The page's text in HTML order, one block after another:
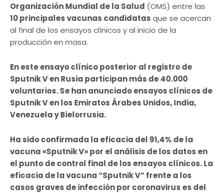
Organización Mundial de la Salud (OMS) entre las
10 principales vacunas candidatas que se acercan
al final de los ensayos clínicos y al inicio de la
producción en masa.
En este ensayo clínico posterior al registro de
Sputnik V en Rusia participan más de 40.000
voluntarios. Se han anunciado ensayos clínicos de
Sputnik V en los Emiratos Árabes Unidos, India,
Venezuela y Bielorrusia.
Ha sido confirmada la eficacia del 91,4% de la
vacuna «Sputnik V» por el análisis de los datos en
el punto de control final de los ensayos clínicos. La
eficacia de la vacuna “Sputnik V” frente a los
casos graves de infección por coronavirus es del